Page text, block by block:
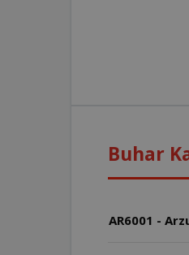
Buhar
AR6001 -